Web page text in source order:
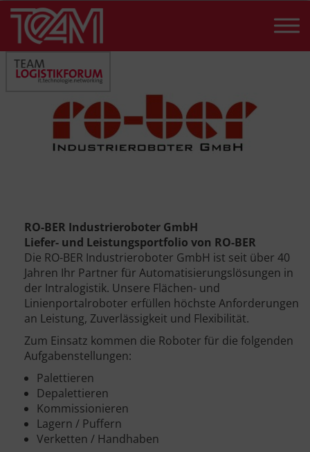
Skip
content
RO-BER Industrieroboter GmbH
Liefer- und Leistungsportfolio von RO-BER
Die RO-BER Industrieroboter GmbH ist seit über 40
Jahren Ihr Partner für Automatisierungslösungen in
der Intralogistik. Unsere Flächen- und
Linienportalroboter erfüllen höchste Anforderungen
an Leistung, Zuverlässigkeit und Flexibilität.
Zum Einsatz kommen die Roboter für die folgenden
Aufgabenstellungen:
Palettieren
Depalettieren
Kommissionieren
Lagern / Puffern
Verketten / Handhaben